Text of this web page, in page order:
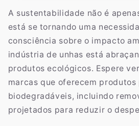
A sustentabilidade não é
está se tornando uma
consciência sobre o impacto
indústria de unhas está
produtos ecológicos. Espere
marcas que oferecem produtos
biodegradáveis, incluindo
projetados para reduzir o